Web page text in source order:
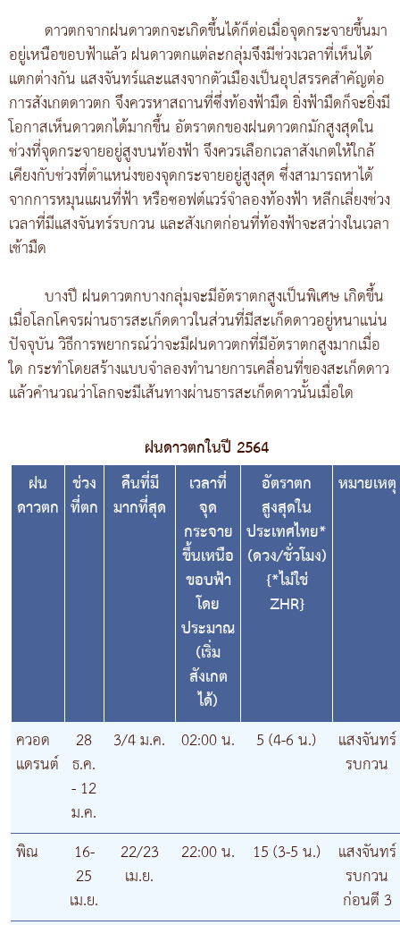
ดาวตกจากฝนดาวตกจะเกิดขึ้นได้ก็ต่อเมื่อจุดกระจายขึ้นมา
อยู่เหนือขอบฟ้าแล้ว ฝนดาวตกแต่ละกลุ่มจึงมีช่วงเวลาที่เห็นได้
แตกต่างกัน แสงจันทร์และแสงจากตัวเมืองเป็นอุปสรรคสำคัญต่อ
การสังเกตดาวตก จึงควรหาสถานที่ซึ่งท้องฟ้ามืด ยิ่งฟ้ามืดก็จะยิ่งมี
โอกาสเห็นดาวตกได้มากขึ้น อัตราตกของฝนดาวตกมักสูงสุดใน
ช่วงที่จุดกระจายอยู่สูงบนท้องฟ้า จึงควรเลือกเวลาสังเกตให้ใกล้
เคียงกับช่วงที่ตำแหน่งของจุดกระจายอยู่สูงสุด ซึ่งสามารถหาได้
จากการหมุนแผนที่ฟ้า หรือซอฟต์แวร์จำลองท้องฟ้า หลีกเลี่ยงช่วง
เวลาที่มีแสงจันทร์รบกวน และสังเกตก่อนที่ท้องฟ้าจะสว่างในเวลา
เช้ามืด
บางปี ฝนดาวตกบางกลุ่มจะมีอัตราตกสูงเป็นพิเศษ เกิดขึ้น
เมื่อโลกโคจรผ่านธารสะเก็ดดาวในส่วนที่มีสะเก็ดดาวอยู่หนาแน่น
ปัจจุบัน วิธีการพยากรณ์ว่าจะมีฝนดาวตกที่มีอัตราตกสูงมากเมื่อ
ใด กระทำโดยสร้างแบบจำลองทำนายการเคลื่อนที่ของสะเก็ดดาว
แล้วคำนวณว่าโลกจะมีเส้นทางผ่านธารสะเก็ดดาวนั้นเมื่อใด
ฝนดาวตกในปี 2564
ฝน
ดาวตก
ช่วง
ที่ตก
คืนที่มี
มากที่สุด
เวลาที่
จุด
กระจาย
ขึ้นเหนือ
ขอบฟ้า
โดย
ประมาณ
(เริ่ม
สังเกต
ได้)
อัตราตก
สูงสุดใน
ประเทศไทย*
(ดวง/ชั่วโมง)
{*ไม่ใช่
ZHR}
หมายเหตุ
ควอด
แดรนต์
28
ธ.ค.
- 12
ม.ค.
3/4 ม.ค. 02:00 น. 5 (4-6 น.) แสงจันทร์
รบกวน
พิณ 16-
25
เม.ย.
22/23
เม.ย.
22:00 น. 15 (3-5 น.) แสงจันทร์
รบกวน
ก่อนตี 3